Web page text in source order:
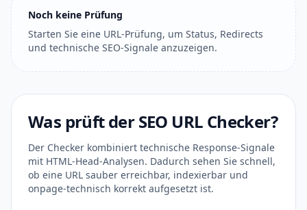
Noch keine Prüfung
Starten Sie eine URL-Prüfung, um Status, Redirects
und technische SEO-Signale anzuzeigen.
Was prüft der SEO URL Checker?
Der Checker kombiniert technische Response-Signale
mit HTML-Head-Analysen. Dadurch sehen Sie schnell,
ob eine URL sauber erreichbar, indexierbar und
onpage-technisch korrekt aufgesetzt ist.